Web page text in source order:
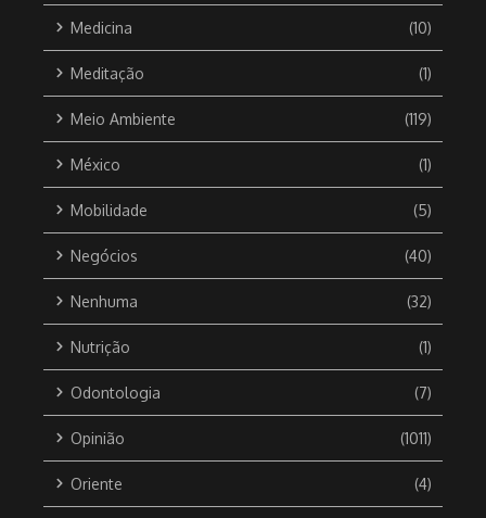
Medicina (10)
Meditação (1)
Meio Ambiente (119)
México (1)
Mobilidade (5)
Negócios (40)
Nenhuma (32)
Nutrição (1)
Odontologia (7)
Opinião (1011)
Oriente (4)